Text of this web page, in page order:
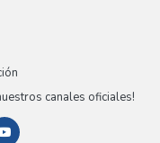
canales oficiales!